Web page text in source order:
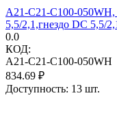
A21-C21-C100-
5,5/2,1,гнездо DC 5,5/
0.0
КОД:
A21-C21-C100-050WH
834.69 ₽
Доступность: 13 шт.